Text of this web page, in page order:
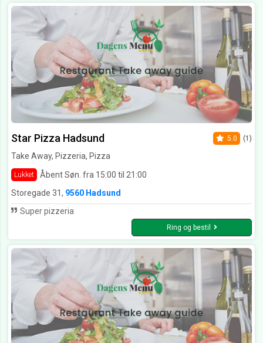
Star Pizza Hadsund
Take Away, Pizzeria, Pizza
Lukket Åbent Søn. fra 15:00 til 21:00
5.0 (1)
Storegade 31, 9560 Hadsund
Super pizzeria
Ring og bestil